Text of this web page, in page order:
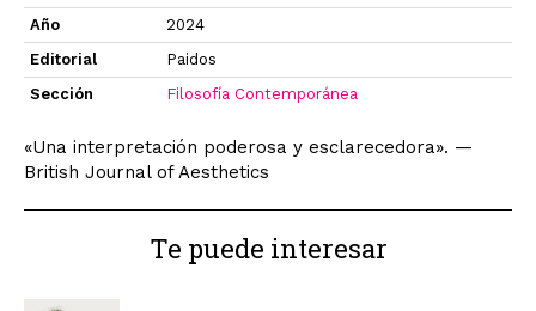
Año
2024
Editorial
Paidos
Sección
Filosofía Contemporánea
«Una interpretación poderosa y esclarecedora». —
British Journal of Aesthetics
Te puede interesar